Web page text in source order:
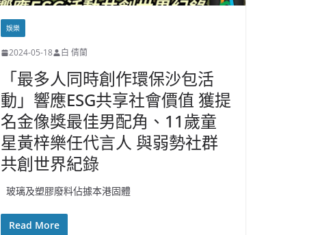
娛樂
2024-05-18 白 倩蘭
「最多人同時創作環保沙包活
動」響應ESG共享社會價值 獲提
名金像獎最佳男配角、11歲童
星黃梓樂任代言人 與弱勢社群
共創世界紀錄
玻璃及塑膠廢料佔據本港固體
Read More